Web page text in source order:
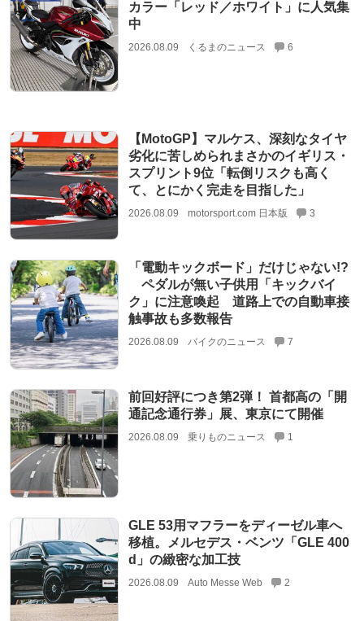
カラー「レッド／ホワイト」に人気集
中
2026.08.09 くるまのニュース 6
【MotoGP】マルケス、深刻なタイヤ
劣化に苦しめられまさかのイギリス・
スプリント9位「転倒リスクも高く
て、とにかく完走を目指した」
2026.08.09 motorsport.com 日本版 3
「電動キックボード」だけじゃない!?
ペダルが無い子供用「キックバイ
ク」に注意喚起 道路上での自動車接
触事故も多数報告
2026.08.09 バイクのニュース 7
前回好評につき第2弾！ 首都高の「開
通記念通行券」展、東京にて開催
2026.08.09 乗りものニュース 1
GLE 53用マフラーをディーゼル車へ
移植。メルセデス・ベンツ「GLE 400
d」の緻密な加工技
2026.08.09 Auto Messe Web 2